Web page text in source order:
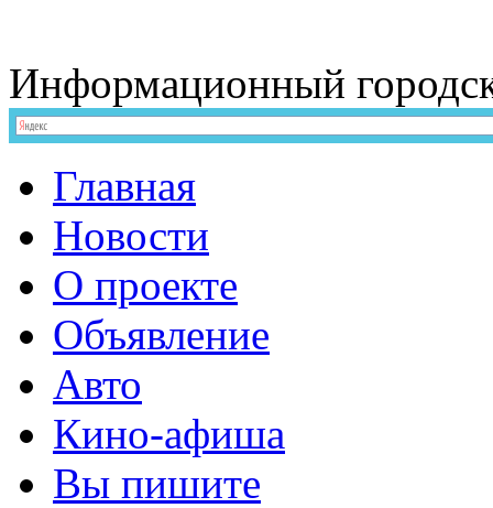
Информационный
Главная
Новости
О проекте
Объявление
Авто
Кино-афиша
Вы пишите